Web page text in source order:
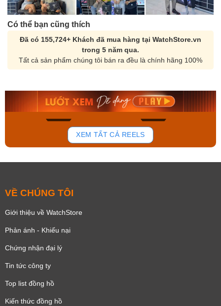
Có thể bạn cũng thích
Đã có 155,724+ Khách đã mua hàng tại WatchStore.vn
trong 5 năm qua.
Tất cả sản phẩm chúng tôi bán ra đều là chính hãng 100%
137
Orient Nam RA-
Mua ngay
Casio Nam MTS-
Mua ngay
XEM TẤT CẢ REELS
VỀ CHÚNG TÔI
Giới thiệu về WatchStore
Phản ánh - Khiếu nại
Chứng nhận đại lý
Tin tức công ty
Top list đồng hồ
Kiến thức đồng hồ